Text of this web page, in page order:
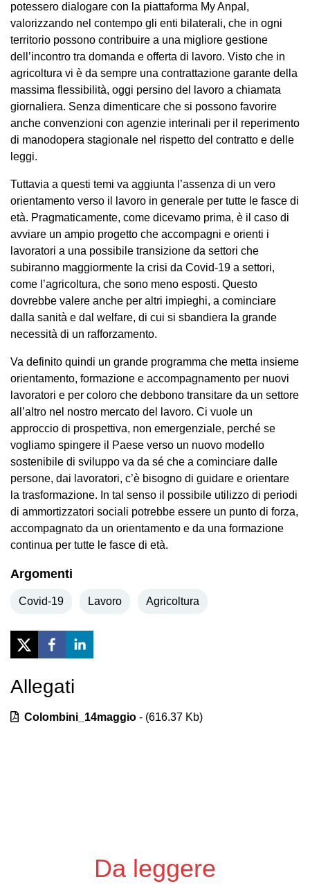
potessero dialogare con la piattaforma My Anpal,
valorizzando nel contempo gli enti bilaterali, che in ogni
territorio possono contribuire a una migliore gestione
dell’incontro tra domanda e offerta di lavoro. Visto che in
agricoltura vi è da sempre una contrattazione garante della
massima flessibilità, oggi persino del lavoro a chiamata
giornaliera. Senza dimenticare che si possono favorire
anche convenzioni con agenzie interinali per il reperimento
di manodopera stagionale nel rispetto del contratto e delle
leggi.
Tuttavia a questi temi va aggiunta l’assenza di un vero
orientamento verso il lavoro in generale per tutte le fasce di
età. Pragmaticamente, come dicevamo prima, è il caso di
avviare un ampio progetto che accompagni e orienti i
lavoratori a una possibile transizione da settori che
subiranno maggiormente la crisi da Covid-19 a settori,
come l’agricoltura, che sono meno esposti. Questo
dovrebbe valere anche per altri impieghi, a cominciare
dalla sanità e dal welfare, di cui si sbandiera la grande
necessità di un rafforzamento.
Va definito quindi un grande programma che metta insieme
orientamento, formazione e accompagnamento per nuovi
lavoratori e per coloro che debbono transitare da un settore
all’altro nel nostro mercato del lavoro. Ci vuole un
approccio di prospettiva, non emergenziale, perché se
vogliamo spingere il Paese verso un nuovo modello
sostenibile di sviluppo va da sé che a cominciare dalle
persone, dai lavoratori, c’è bisogno di guidare e orientare
la trasformazione. In tal senso il possibile utilizzo di periodi
di ammortizzatori sociali potrebbe essere un punto di forza,
accompagnato da un orientamento e da una formazione
continua per tutte le fasce di età.
Argomenti
Covid-19 Lavoro Agricoltura
Previous
Allegati
Colombini_14maggio - (616.37 Kb)
Da leggere